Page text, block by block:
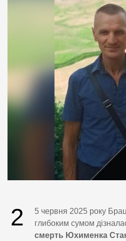
2
5 червня 2025 року
глибоким сумом
смерть Юхименка